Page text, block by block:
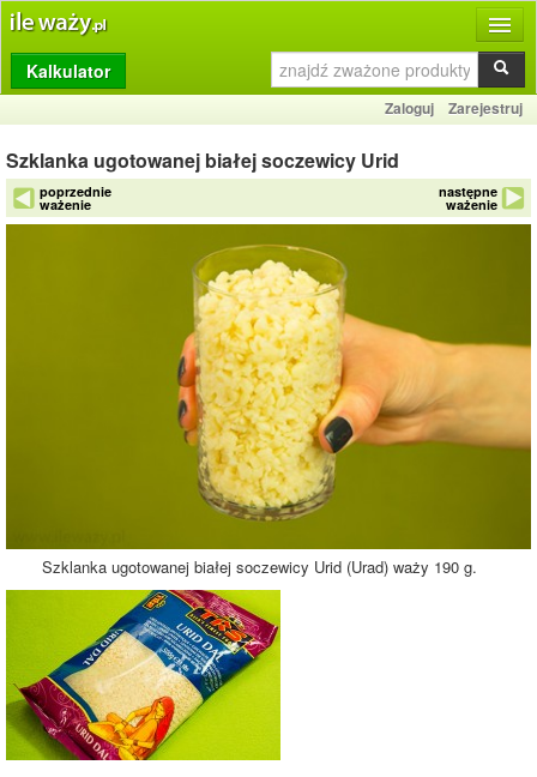
Produkty
Dziennik
Przelicznik
Porównywarka
Kalkulator
Zaloguj Zarejestruj
Szklanka ugotowanej białej soczewicy Urid
poprzednie
ważenie
następne
ważenie
Szklanka ugotowanej białej soczewicy Urid (Urad) waży 190 g.